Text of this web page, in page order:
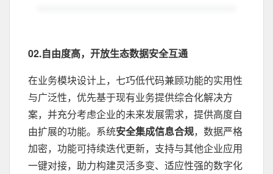
02.自由度高，开放生态数据安全互通
在业务模块设计上，七巧低代码兼顾功能的实用性
与广泛性，优先基于现有业务提供综合化解决方
案，并充分考虑企业的未来发展需求，提供高度自
由扩展的功能。系统安全集成信息合规，数据严格
加密，功能可持续迭代更新，支持与其他企业应用
一键对接，助力构建灵活多变、适应性强的数字化